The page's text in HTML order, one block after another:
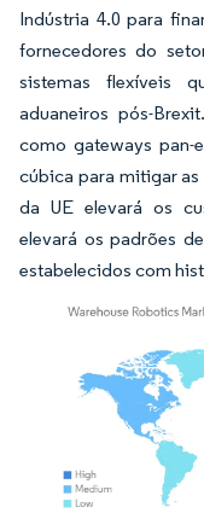
Indústria 4.0 para
fornecedores do
sistemas flexíveis
aduaneiros pós-
como gateways pan-
cúbica para mitigar
da UE elevará os
elevará os padrões
estabelecidos com